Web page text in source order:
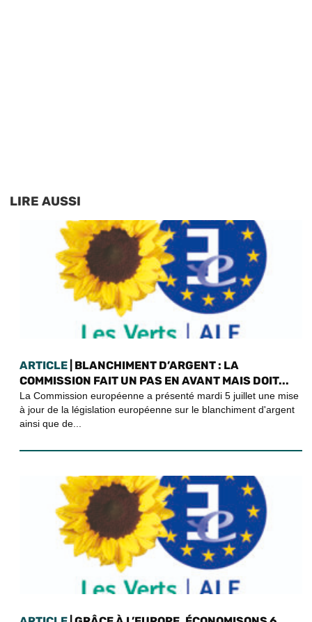
LIRE AUSSI
ARTICLE | BLANCHIMENT D’ARGENT : LA
COMMISSION FAIT UN PAS EN AVANT MAIS DOIT...
La Commission européenne a présenté mardi 5 juillet une mise
à jour de la législation européenne sur le blanchiment d'argent
ainsi que de...